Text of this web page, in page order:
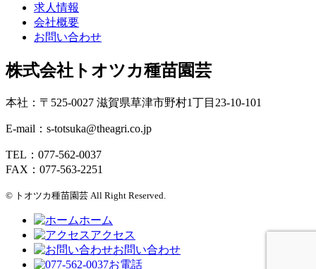
求人情報
会社概要
お問い合わせ
株式会社トオツカ種苗園芸
本社：〒525-0027 滋賀県草津市野村1丁目23-10-101
E-mail：s-totsuka@theagri.co.jp
TEL：077-562-0037
FAX：077-563-2251
© トオツカ種苗園芸 All Right Reserved.
ホーム
アクセス
お問い合わせ
お電話